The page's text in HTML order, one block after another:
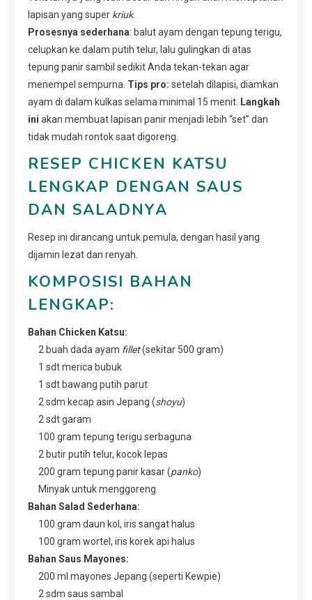
lapisan yang super kriuk.
Prosesnya sederhana: balut ayam dengan tepung terigu,
celupkan ke dalam putih telur, lalu gulingkan di atas
tepung panir sambil sedikit Anda tekan-tekan agar
menempel sempurna. Tips pro: setelah dilapisi, diamkan
ayam di dalam kulkas selama minimal 15 menit. Langkah
ini akan membuat lapisan panir menjadi lebih “set” dan
tidak mudah rontok saat digoreng.
RESEP CHICKEN KATSU
LENGKAP DENGAN SAUS
DAN SALADNYA
Resep ini dirancang untuk pemula, dengan hasil yang
dijamin lezat dan renyah.
KOMPOSISI BAHAN
LENGKAP:
Bahan Chicken Katsu:
2 buah dada ayam fillet(sekitar 500 gram)
1 sdt merica bubuk
1 sdt bawang putih parut
2 sdm kecap asin Jepang (shoyu)
2 sdt garam
100 gram tepung terigu serbaguna
2 butir putih telur, kocok lepas
200 gram tepung panir kasar (panko)
Minyak untuk menggoreng
Bahan Salad Sederhana:
100 gram daun kol, iris sangat halus
100 gram wortel, iris korek api halus
Bahan Saus Mayones:
200 ml mayones Jepang (seperti Kewpie)
2 sdm saus sambal